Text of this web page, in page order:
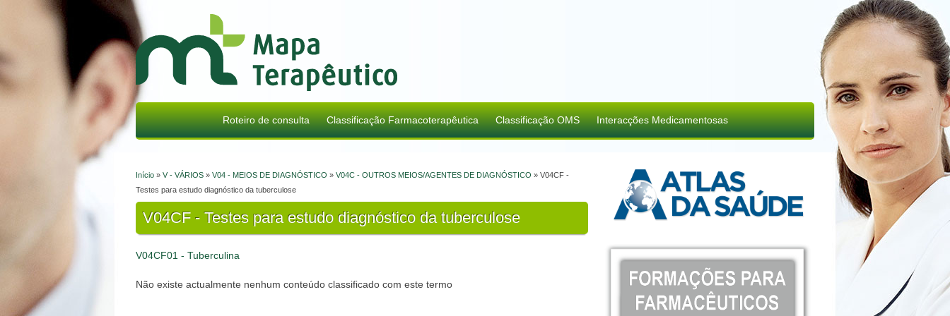
Mapa Terapêutico
Roteiro de consulta Classificação Farmacoterapêutica Classificação OMS Interacções Medicamentosas
Está aqui
Início » V - VÁRIOS » V04 - MEIOS DE DIAGNÓSTICO » V04C - OUTROS MEIOS/AGENTES DE DIAGNÓSTICO » V04CF -
Testes para estudo diagnóstico da tuberculose
V04CF - Testes para estudo diagnóstico da tuberculose
V04CF01 - Tuberculina
Não existe actualmente nenhum conteúdo classificado com este termo